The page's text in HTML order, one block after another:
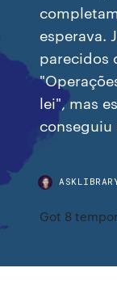
esperava.
parecidos
lei", mas
conseguiu
Got 8